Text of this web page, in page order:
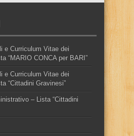
e Curriculum Vitae dei
“MARIO CONCA per BARI”
e Curriculum Vitae dei
“Cittadini Gravinesi”
– Lista “Cittadini